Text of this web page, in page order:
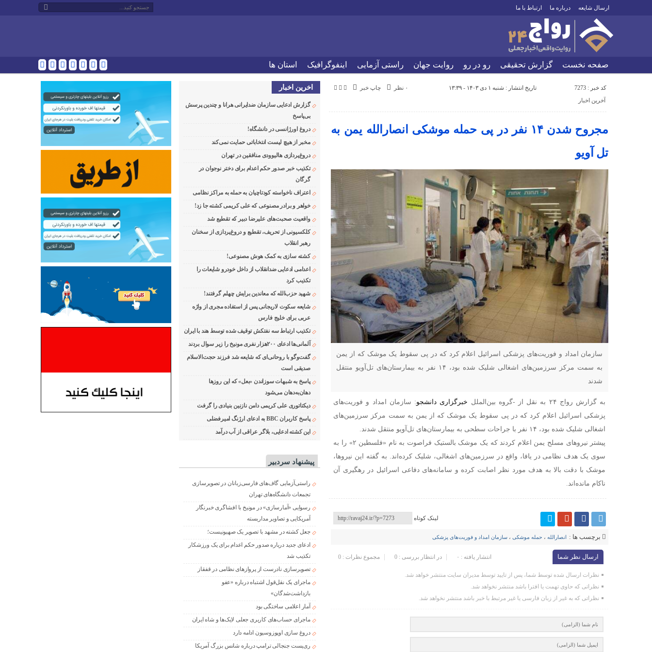
ارسال شایعه درباره ما ارتباط با ما
صفحه نخست گزارش تحقیقی رو در رو روایت جهان راستی آزمایی اینفوگرافیک استان ها
کد خبر : 7273 تاریخ انتشار : شنبه ۱ دی ۱۴۰۳ - ۱۳:۳۹ چاپ خبر
۰ نظر
آخرین اخبار
مجروح شدن ۱۴ نفر در پی حمله موشکی انصارالله یمن به
تل آویو
سازمان امداد و فوریت‌های پزشکی اسرائیل اعلام کرد که در پی سقوط یک موشک که از یمن
به سمت مرکز سرزمین‌های اشغالی شلیک شده بود، ۱۴ نفر به بیمارستان‌های تل‌آویو منتقل
شدند
به گزارش رواج ۲۴ به نقل از -گروه بین‌الملل خبرگزاری دانشجو: سازمان امداد و فوریت‌های
پزشکی اسرائیل اعلام کرد که در پی سقوط یک موشک که از یمن به سمت مرکز سرزمین‌های
اشغالی شلیک شده بود، ۱۴ نفر با جراحات سطحی به بیمارستان‌های تل‌آویو منتقل شدند.
پیشتر نیروهای مسلح یمن اعلام کردند که یک موشک بالستیک فراصوت به نام «فلسطین ۲» را به
سوی یک هدف نظامی در یافا، واقع در سرزمین‌های اشغالی، شلیک کرده‌اند. به گفته این نیروها،
موشک با دقت بالا به هدف مورد نظر اصابت کرده و سامانه‌های دفاعی اسرائیل در رهگیری آن
ناکام مانده‌اند.
لینک کوتاه
برچسب ها : انصارالله ، حمله موشکی ، سازمان امداد و فوریت‌های پزشکی
ارسال نظر شما مجموع نظرات : 0 در انتظار بررسی : 0 انتشار یافته : ۰
نظرات ارسال شده توسط شما، پس از تایید توسط مدیران سایت منتشر خواهد شد.
نظراتی که حاوی تهمت یا افترا باشد منتشر نخواهد شد.
نظراتی که به غیر از زبان فارسی یا غیر مرتبط با خبر باشد منتشر نخواهد شد.
اخرین اخبار
گزارش ادعایی سازمان ضدایرانی هرانا و چندین پرسش
بی‌پاسخ
دروغ اورژانسی در دانشگاه!
مخبر از هیچ لیست انتخاباتی حمایت نمی‌کند
دروغ‌پردازی هالیوودی منافقین در تهران
تکذیب خبر صدور حکم اعدام برای دختر نوجوان در
گرگان
اعتراف ناخواسته کودتاچیان به حمله به مراکز نظامی
خواهر و برادر مصنوعی که علی کریمی کشته جا زد!
واقعیت صحبت‌های علیرضا دبیر که تقطیع شد
کلکسیونی از تحریف، تقطیع و دروغ‌پردازی از سخنان
رهبر انقلاب
کشته سازی به کمک هوش مصنوعی!
اعدامی ادعایی ضدانقلاب از داخل خودرو شایعات را
تکذیب کرد
شهید حزب‌الله که معاندین برایش چهلم گرفتند!
شایعه سکوت لاریجانی پس از استفاده مجری از واژه
عربی برای خلیج فارس
تکذیب ارتباط سه نفتکش توقیف شده توسط هند با ایران
آلمانی‌ها ادعای ۲۰۰هزار نفری مونیخ را زیر سوال بردند
گفت‌وگو با روحانی‌ای که شایعه شد فرزند حجت‌الاسلام
صدیقی است
پاسخ به شبهات سوزاندن «بعل» که این روزها
دهان‌به‌دهان می‌شود
دیکتاتوری علی کریمی دامن نازنین بنیادی را گرفت
پاسخ کاربران BBC به ادعای ارژنگ امیرفضلی
این کشته ادعایی، بلاگر عراقی از آب درآمد
پیشنهاد سردبیر
راستی‌آزمایی گاف‌های فارسی‌زبانان در تصویرسازی
تجمعات دانشگاه‌های تهران
رسوایی «آمارسازی» در مونیخ با افشاگری خبرنگار
آمریکایی و تصاویر مداربسته
جعل کشته در مشهد با تصویر یک صهیونیست؛
ادعای جدید درباره صدور حکم اعدام برای یک ورزشکار
تکذیب شد
تصویرسازی نادرست از پروازهای نظامی در قفقاز
ماجرای یک نقل‌قول اشتباه درباره «عفو
بازداشت‌شدگان»
آمار اعلامی ساختگی بود
ماجرای حساب‌های کاربری جعلی لایک‌ها و شاه ایران
دروغ سازی اوپوزوسیون ادامه دارد
ری‌پست جنجالی ترامپ درباره شانس بزرگ آمریکا